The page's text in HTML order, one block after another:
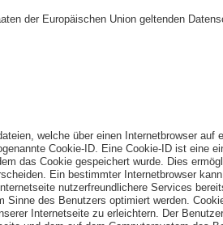
der Europäischen Union geltenden
welche über einen Internetbrowser
Cookie-ID. Eine Cookie-ID ist eine
das Cookie gespeichert wurde. Dies
Ein bestimmter Internetbrowser
nutzerfreundlichere Services
des Benutzers optimiert werden.
Internetseite zu erleichtern. Der